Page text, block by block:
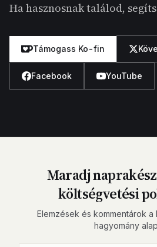
Ha hasznosnak találod,
Támogass Ko-fin
Facebook YouTube
Maradj
költségvetési
Elemzések és kommentárok a
hagyomány